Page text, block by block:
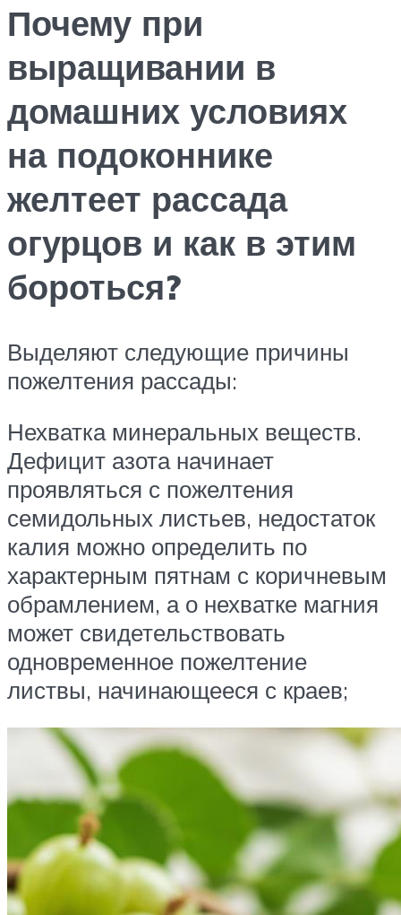
Почему при
выращивании в
домашних условиях
на подоконнике
желтеет рассада
огурцов и как в этим
бороться?
Выделяют следующие причины
пожелтения рассады:
Нехватка минеральных веществ.
Дефицит азота начинает
проявляться с пожелтения
семидольных листьев, недостаток
калия можно определить по
характерным пятнам с коричневым
обрамлением, а о нехватке магния
может свидетельствовать
одновременное пожелтение
листвы, начинающееся с краев;